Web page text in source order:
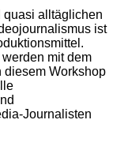
quasi alltäglichen
ist
mit dem
diesem Workshop
Journalisten